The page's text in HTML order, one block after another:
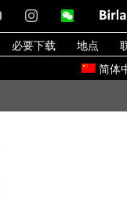
YouTubeInstagramWeChatBirla
Blog
必要下载 地点
简体